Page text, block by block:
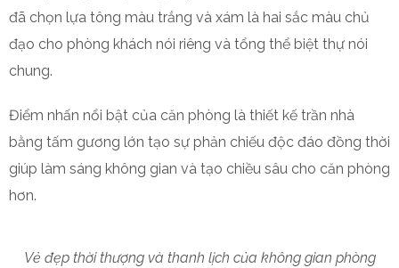
đã chọn lựa tông màu trắng và xám là hai sắc màu chủ
đạo cho phòng khách nói riêng và tổng thể biệt thự nói
chung.
Điểm nhấn nổi bật của căn phòng là thiết kế trần nhà
bằng tấm gương lớn tạo sự phản chiếu độc đáo đồng thời
giúp làm sáng không gian và tạo chiều sâu cho căn phòng
hơn.
Vẻ đẹp thời thượng và thanh lịch của không gian phòng